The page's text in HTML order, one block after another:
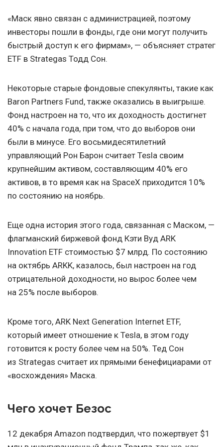
«Маск явно связан с администрацией, поэтому
инвесторы пошли в фонды, где они могут получить
быстрый доступ к его фирмам», — объясняет стратег
ETF в Strategas Тодд Сон.
Некоторые старые фондовые спекулянты, такие как
Baron Partners Fund, также оказались в выигрыше.
Фонд настроен на то, что их доходность достигнет
40% с начала года, при том, что до выборов они
были в минусе. Его восьмидесятилетний
управляющий Рон Барон считает Tesla своим
крупнейшим активом, составляющим 40% его
активов, в то время как на SpaceX приходится 10%
по состоянию на ноябрь.
Еще одна история этого года, связанная с Маском, —
флагманский биржевой фонд Кэти Вуд ARK
Innovation ETF стоимостью $7 млрд. По состоянию
на октябрь ARKK, казалось, был настроен на год
отрицательной доходности, но вырос более чем
на 25% после выборов.
Кроме того, ARK Next Generation Internet ETF,
который имеет отношение к Tesla, в этом году
готовится к росту более чем на 50%. Тед Сон
из Strategas считает их прямыми бенефициарами от
«восхождения» Маска.
Чего хочет Безос
12 декабря Amazon подтвердил, что пожертвует $1